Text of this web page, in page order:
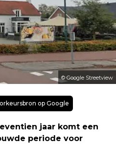
© Google Streetview
op Google
jaar komt een
periode voor